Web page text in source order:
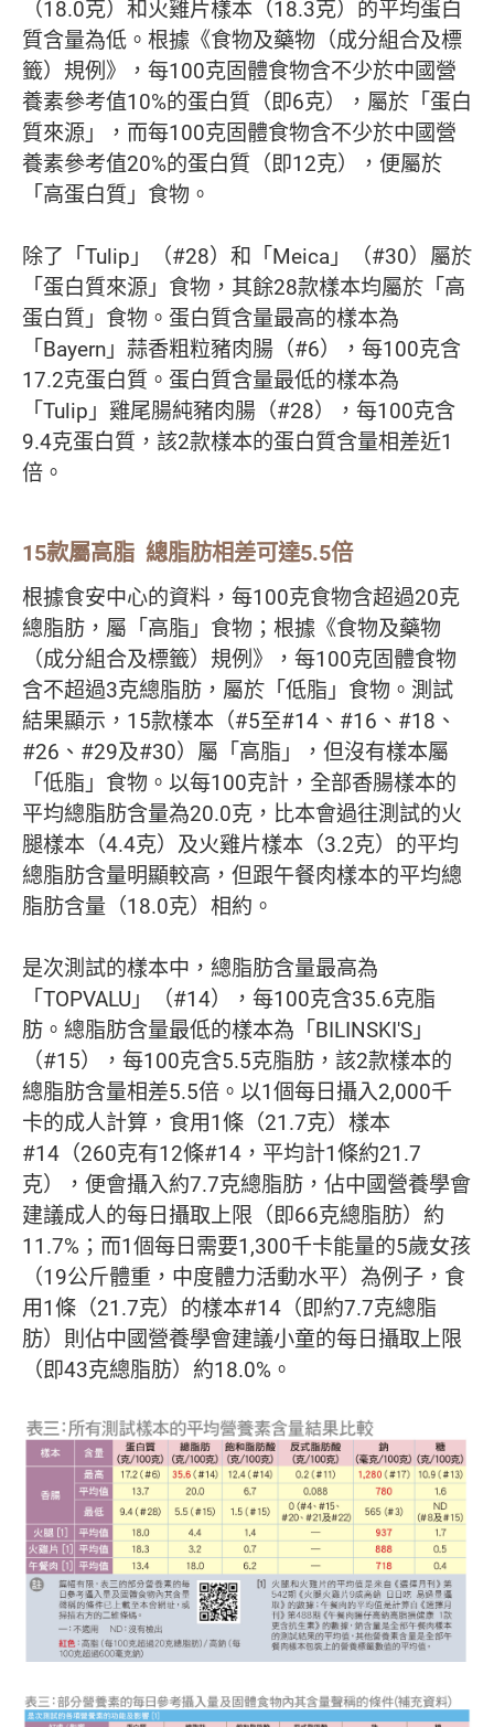
（18.0克）和火雞片樣本（18.3克）的平均蛋白
質含量為低。根據《食物及藥物（成分組合及標
籤）規例》，每100克固體食物含不少於中國營
養素參考值10%的蛋白質（即6克），屬於「蛋白
質來源」，而每100克固體食物含不少於中國營
養素參考值20%的蛋白質（即12克），便屬於
「高蛋白質」食物。
除了「Tulip」（#28）和「Meica」（#30）屬於
「蛋白質來源」食物，其餘28款樣本均屬於「高
蛋白質」食物。蛋白質含量最高的樣本為
「Bayern」蒜香粗粒豬肉腸（#6），每100克含
17.2克蛋白質。蛋白質含量最低的樣本為
「Tulip」雞尾腸純豬肉腸（#28），每100克含
9.4克蛋白質，該2款樣本的蛋白質含量相差近1
倍。
15款屬高脂 總脂肪相差可達5.5倍
根據食安中心的資料，每100克食物含超過20克
總脂肪，屬「高脂」食物；根據《食物及藥物
（成分組合及標籤）規例》，每100克固體食物
含不超過3克總脂肪，屬於「低脂」食物。測試
結果顯示，15款樣本（#5至#14、#16、#18、
#26、#29及#30）屬「高脂」，但沒有樣本屬
「低脂」食物。以每100克計，全部香腸樣本的
平均總脂肪含量為20.0克，比本會過往測試的火
腿樣本（4.4克）及火雞片樣本（3.2克）的平均
總脂肪含量明顯較高，但跟午餐肉樣本的平均總
脂肪含量（18.0克）相約。
是次測試的樣本中，總脂肪含量最高為
「TOPVALU」（#14），每100克含35.6克脂
肪。總脂肪含量最低的樣本為「BILINSKI'S」
（#15），每100克含5.5克脂肪，該2款樣本的
總脂肪含量相差5.5倍。以1個每日攝入2,000千
卡的成人計算，食用1條（21.7克）樣本
#14（260克有12條#14，平均計1條約21.7
克），便會攝入約7.7克總脂肪，佔中國營養學會
建議成人的每日攝取上限（即66克總脂肪）約
11.7%；而1個每日需要1,300千卡能量的5歲女孩
（19公斤體重，中度體力活動水平）為例子，食
用1條（21.7克）的樣本#14（即約7.7克總脂
肪）則佔中國營養學會建議小童的每日攝取上限
（即43克總脂肪）約18.0%。